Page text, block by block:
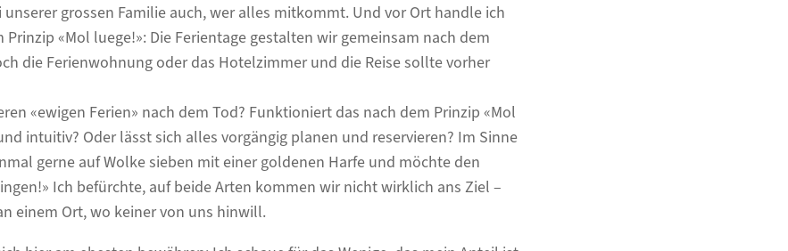
grossen Familie auch, wer alles mitkommt. Und vor Ort handle ich
«Mol luege!»: Die Ferientage gestalten wir gemeinsam nach dem
die Ferienwohnung oder das Hotelzimmer und die Reise sollte vorher
«ewigen Ferien» nach dem Tod? Funktioniert das nach dem Prinzip «Mol
intuitiv? Oder lässt sich alles vorgängig planen und reservieren? Im Sinne
gerne auf Wolke sieben mit einer goldenen Harfe und möchte den
Ich befürchte, auf beide Arten kommen wir nicht wirklich ans Ziel –
einem Ort, wo keiner von uns hinwill.